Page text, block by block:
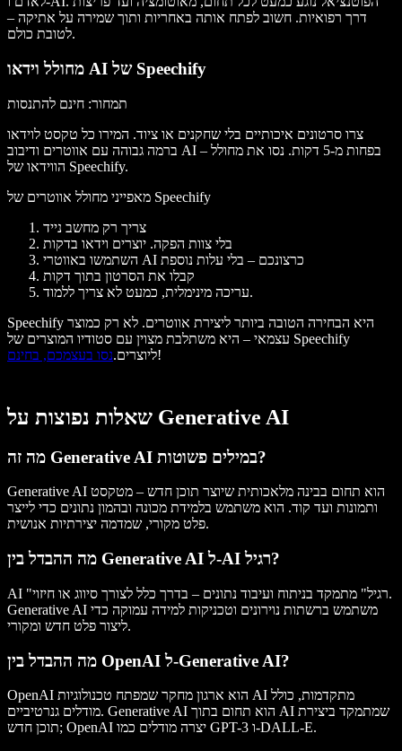
דרך רפואיות. חשוב לפתח אותה באחריות ותוך שמירה על אתיקה –
לטובת כולם.
מחולל וידאו AI של Speechify
תמחור: חינם להתנסות
צרו סרטונים איכותיים בלי שחקנים או ציוד. המירו כל טקסט לוידאו
ברמה גבוהה עם אווטרים ודיבוב AI – בפחות מ-5 דקות. נסו את מחולל
הווידאו של Speechify.
מאפייני מחולל אווטרים של Speechify
צריך רק מחשב נייד
בלי צוות הפקה. יוצרים וידאו בדקות
השתמשו באווטרי AI כרצונכם – בלי עלות נוספת
קבלו את הסרטון בתוך דקות
עריכה מינימלית, כמעט לא צריך ללמוד.
Speechify היא הבחירה הטובה ביותר ליצירת אווטרים. לא רק כמוצר
עצמאי – היא משתלבת מצוין עם סטודיו המוצרים של Speechify
ליוצרים.נסו בעצמכם, בחינם !
שאלות נפוצות על Generative AI
מה זה Generative AI במילים פשוטות?
Generative AI הוא תחום בבינה מלאכותית שיוצר תוכן חדש – מטקסט
ותמונות ועד קוד. הוא משתמש בלמידת מכונה ובהמון נתונים כדי לייצר
פלט מקורי, שמדמה יצירתיות אנושית.
מה ההבדל בין Generative AI ל-AI רגיל?
AI "רגיל" מתמקד בניתוח ועיבוד נתונים – בדרך כלל לצורך סיווג או חיזוי.
Generative AI משתמש ברשתות נוירונים וטכניקות למידה עמוקה כדי
ליצור פלט חדש ומקורי.
מה ההבדל בין OpenAI ל-Generative AI?
OpenAI הוא ארגון מחקר שמפתח טכנולוגיות AI מתקדמות, כולל
מודלים גנרטיביים. Generative AI הוא תחום בתוך AI שמתמקד ביצירת
תוכן חדש; OpenAI יצרה מודלים כמו GPT-3 ו-DALL-E.